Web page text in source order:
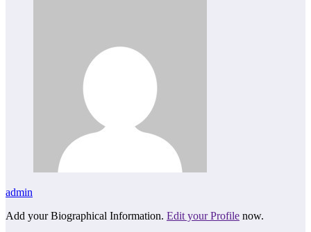
admin
Add your Biographical Information. Edit your Profile now.